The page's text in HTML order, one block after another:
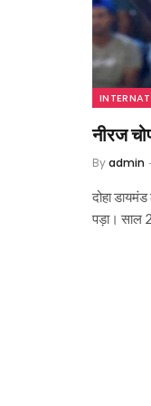
नीरज
Byadmin
दोहा
पड़ा। साल